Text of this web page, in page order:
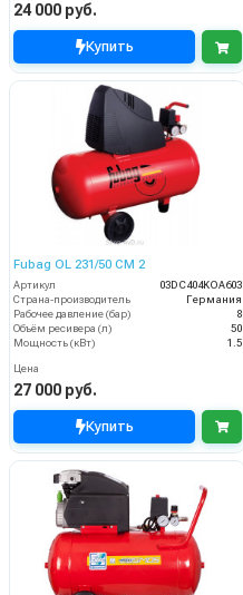
24 000 руб.
Купить
Fubag OL 231/50 CM 2
Артикул
03DC404KOA603
Страна-производитель
Германия
Рабочее давление (бар)
8
Объём ресивера (л)
50
Мощность (кВт)
1.5
Цена
27 000 руб.
Купить